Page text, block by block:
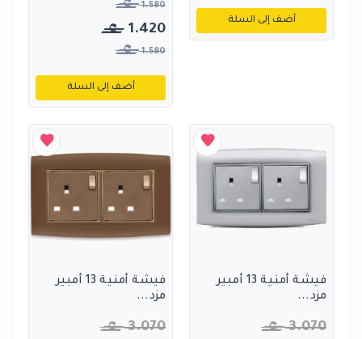
أضف إلى السلة
1.580
1.420
1.580
أضف إلى السلة
فيشة أمنية 13 أمبير
مزد...
3.070
فيشة أمنية 13 أمبير
مزد...
3.070